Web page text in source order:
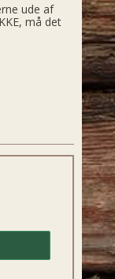
ude af
må det